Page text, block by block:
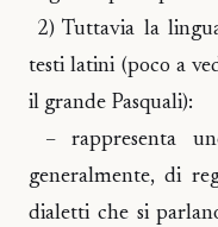
2) Tuttavia la
testi latini (poco a
il grande Pasquali):
– rappresenta
generalmente, di
dialetti che si